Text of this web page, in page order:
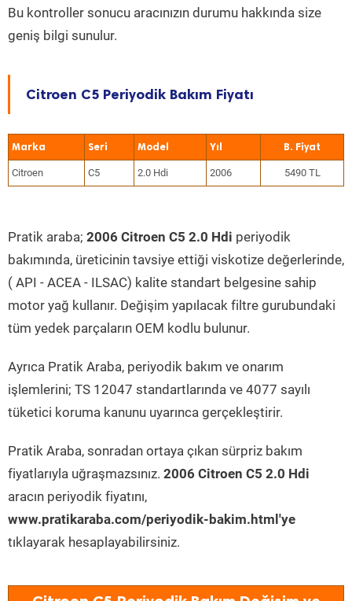
Bu kontroller sonucu aracınızın durumu hakkında size
geniş bilgi sunulur.
Citroen C5 Periyodik Bakım Fiyatı
Marka Seri Model Yıl
Citroen C5 2.0 Hdi 2006 5490 TL
Pratik araba; 2006 Citroen C5 2.0 Hdi periyodik
bakımında, üreticinin tavsiye ettiği viskotize değerlerinde,
( API - ACEA - ILSAC) kalite standart belgesine sahip
motor yağ kullanır. Değişim yapılacak filtre gurubundaki
tüm yedek parçaların OEM kodlu bulunur.
Ayrıca Pratik Araba, periyodik bakım ve onarım
işlemlerini; TS 12047 standartlarında ve 4077 sayılı
tüketici koruma kanunu uyarınca gerçekleştirir.
Pratik Araba, sonradan ortaya çıkan sürpriz bakım
fiyatlarıyla uğraşmazsınız. 2006 Citroen C5 2.0 Hdi
aracın periyodik fiyatını,
www.pratikaraba.com/periyodik-bakim.html'ye
tıklayarak hesaplayabilirsiniz.